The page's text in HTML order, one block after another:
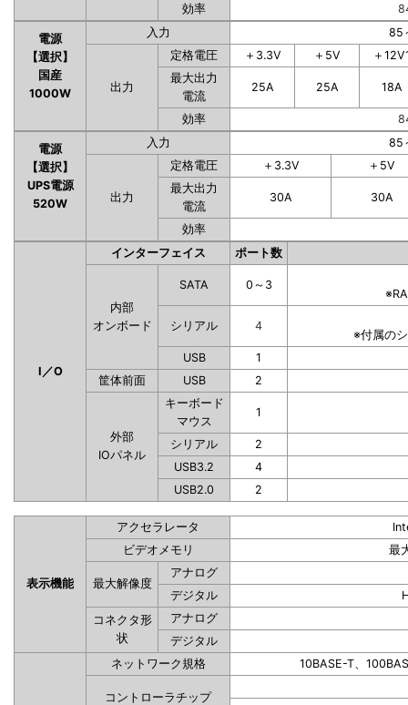
効率
電源
【選択】
国産
1000W
入力 85
出力
定格電圧 ＋3.3V ＋5V
＋
最大出力
電流
25A 25A 18A
効率
電源
【選択】
UPS電源
520W
入力 85
出力
定格電圧 ＋3.3V
＋5V
最大出力
電流
30A 30A
効率
I／O
インターフェイス ポート数
内部
オンボード
SATA 0～3
シリアル 4
※付属の
USB
1
筐体前面
USB 2
外部
IOパネル
キーボード
マウス
1
シリアル
2
USB3.2
4
USB2.0
2
表示機能
アクセラレータ
ビデオメモリ
最
最大解像度
アナログ
デジタル
コネクタ形
状
アナログ
デジタル
ネットワーク規格 10BASE-T、
コントローラチップ